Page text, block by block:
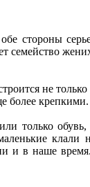
стороны
семейство
не
более крепкими.
только
и в наше